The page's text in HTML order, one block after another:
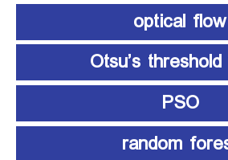
optical flow
Otsu’s
PSO
random